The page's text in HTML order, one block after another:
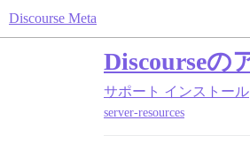
Discourse Meta
Discourseの
サポート インストール
server-resources